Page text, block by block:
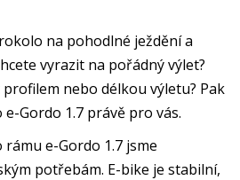
na pohodlné ježdění a
vyrazit na pořádný výlet?
nebo délkou výletu? Pak
Gordo 1.7 právě pro vás.
e-Gordo 1.7 jsme
potřebám. E-bike je stabilní,